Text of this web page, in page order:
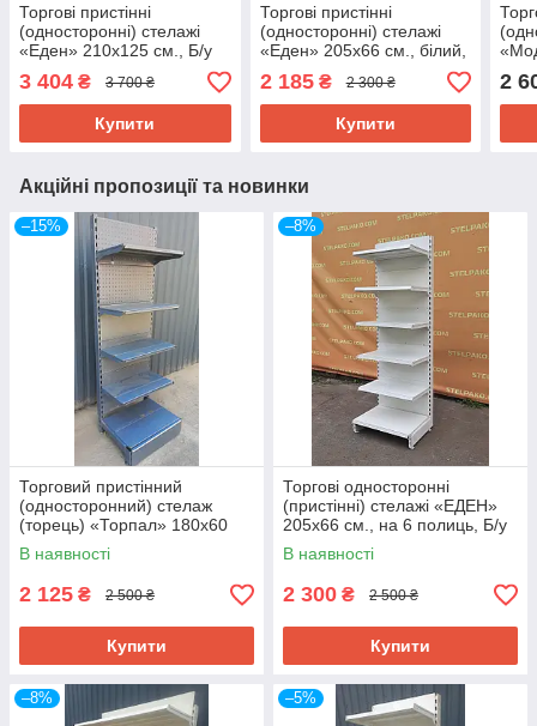
Торгові пристінні
(односторонні) стелажі
«Еден» 210х125 см., Б/у
3 404 ₴ 3 700 ₴
Купити
Торгові пристінні
(односторонні) стелажі
«Еден» 205х66 см., білий,
Б/у
2 185₴ 2 300 ₴
Купити
см.,
2
Акційні пропозиції та новинки
–15%
Торговий пристінний
(односторонний) стелаж
(торець) «Торпал» 180х60
см., RAL-7024, Б/у
В наявності
2 125 ₴ 2 500 ₴
Купити
–8%
Торгові односторонні
(пристінні) стелажі «ЕДЕН»
205х66 см., на 6 полиць, Б/у
В наявності
2 300 ₴ 2 500 ₴
Купити
–8% –5%